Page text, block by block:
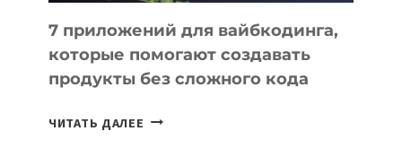
7 приложений для вайбкодинга,
которые помогают создавать
продукты без сложного кода
ЧИТАТЬ ДАЛЕЕ 7